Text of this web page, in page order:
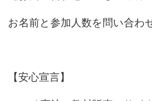
お名前と参加人数を問い合
【安心宣言】